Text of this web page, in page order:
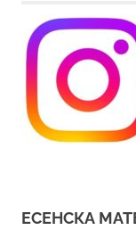
ЕСЕНСКА